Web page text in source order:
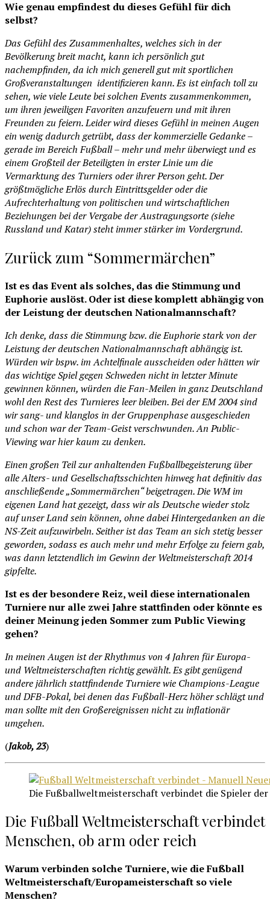
Wie genau empfindest du dieses Gefühl für dich
selbst?
Das Gefühl des Zusammenhaltes, welches sich in der
Bevölkerung breit macht, kann ich persönlich gut
nachempfinden, da ich mich generell gut mit sportlichen
Großveranstaltungen identifizieren kann. Es ist einfach toll zu
sehen, wie viele Leute bei solchen Events zusammenkommen,
um ihren jeweiligen Favoriten anzufeuern und mit ihren
Freunden zu feiern. Leider wird dieses Gefühl in meinen Augen
ein wenig dadurch getrübt, dass der kommerzielle Gedanke –
gerade im Bereich Fußball – mehr und mehr überwiegt und es
einem Großteil der Beteiligten in erster Linie um die
Vermarktung des Turniers oder ihrer Person geht. Der
größtmögliche Erlös durch Eintrittsgelder oder die
Aufrechterhaltung von politischen und wirtschaftlichen
Beziehungen bei der Vergabe der Austragungsorte (siehe
Russland und Katar) steht immer stärker im Vordergrund.
Zurück zum “Sommermärchen”
Ist es das Event als solches, das die Stimmung und
Euphorie auslöst. Oder ist diese komplett abhängig von
der Leistung der deutschen Nationalmannschaft?
Ich denke, dass die Stimmung bzw. die Euphorie stark von der
Leistung der deutschen Nationalmannschaft abhängig ist.
Würden wir bspw. im Achtelfinale ausscheiden oder hätten wir
das wichtige Spiel gegen Schweden nicht in letzter Minute
gewinnen können, würden die Fan-Meilen in ganz Deutschland
wohl den Rest des Turnieres leer bleiben. Bei der EM 2004 sind
wir sang- und klanglos in der Gruppenphase ausgeschieden
und schon war der Team-Geist verschwunden. An Public-
Viewing war hier kaum zu denken.
Einen großen Teil zur anhaltenden Fußballbegeisterung über
alle Alters- und Gesellschaftsschichten hinweg hat definitiv das
anschließende „Sommermärchen“ beigetragen. Die WM im
eigenen Land hat gezeigt, dass wir als Deutsche wieder stolz
auf unser Land sein können, ohne dabei Hintergedanken an die
NS-Zeit aufzuwirbeln. Seither ist das Team an sich stetig besser
geworden, sodass es auch mehr und mehr Erfolge zu feiern gab,
was dann letztendlich im Gewinn der Weltmeisterschaft 2014
gipfelte.
Ist es der besondere Reiz, weil diese internationalen
Turniere nur alle zwei Jahre stattfinden oder könnte es
deiner Meinung jeden Sommer zum Public Viewing
gehen?
In meinen Augen ist der Rhythmus von 4 Jahren für Europa-
und Weltmeisterschaften richtig gewählt. Es gibt genügend
andere jährlich stattfindende Turniere wie Champions-League
und DFB-Pokal, bei denen das Fußball-Herz höher schlägt und
man sollte mit den Großereignissen nicht zu inflationär
umgehen.
(Jakob, 23)
Die Fußballweltmeisterschaft verbindet die Spieler
Die Fußball Weltmeisterschaft verbindet
Menschen, ob arm oder reich
Warum verbinden solche Turniere, wie die Fußball
Weltmeisterschaft/Europameisterschaft so viele
Menschen?